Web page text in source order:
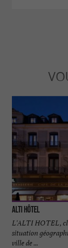
Alti Hôtel
L'ALTI HOTEL,
situation
ville de ...